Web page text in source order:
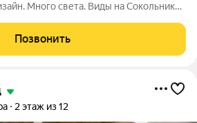
Много света. Виды на Сокольники.
удобный диван с ортопедическим
показы!
Позвонить
2 этаж из 12